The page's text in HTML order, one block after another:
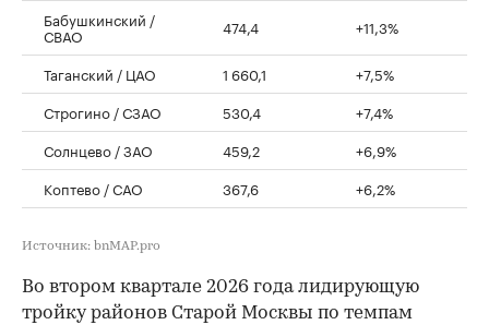
Бабушкинский /
СВАО 474,4 +11,3%
Таганский / ЦАО 1 660,1
+7,5%
Строгино / СЗАО
530,4
+7,4%
Солнцево / ЗАО
459,2
+6,9%
Коптево / САО
367,6 +6,2%
Источник: bnMAP.pro
Во втором квартале 2026 года лидирующую
тройку районов Старой Москвы по темпам